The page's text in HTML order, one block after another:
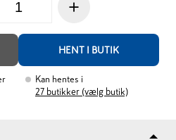
+
HENT I BUTIK
Kan hentes i
27 butikker (vælg butik)